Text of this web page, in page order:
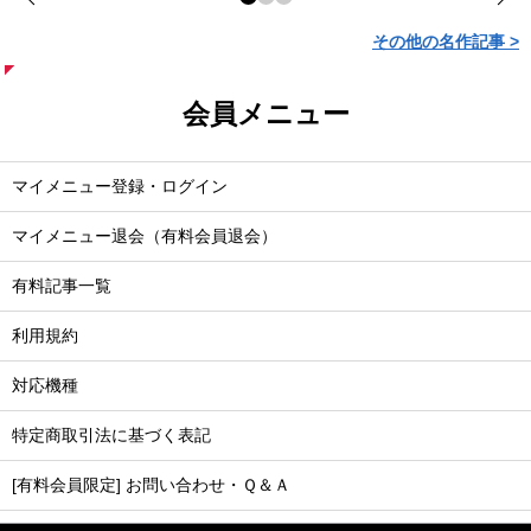
その他の名作記事 >
会員メニュー
マイメニュー登録・ログイン
マイメニュー退会（有料会員退会）
有料記事一覧
利用規約
対応機種
特定商取引法に基づく表記
[有料会員限定] お問い合わせ・Ｑ＆Ａ